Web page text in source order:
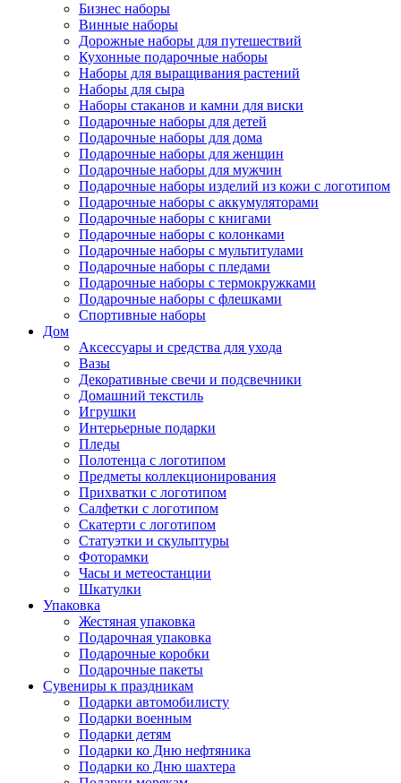
Бизнес наборы
Винные наборы
Дорожные наборы для путешествий
Кухонные подарочные наборы
Наборы для выращивания растений
Наборы для сыра
Наборы стаканов и камни для виски
Подарочные наборы для детей
Подарочные наборы для дома
Подарочные наборы для женщин
Подарочные наборы для мужчин
Подарочные наборы изделий из кожи с логотипом
Подарочные наборы с аккумуляторами
Подарочные наборы с книгами
Подарочные наборы с колонками
Подарочные наборы с мультитулами
Подарочные наборы с пледами
Подарочные наборы с термокружками
Подарочные наборы с флешками
Спортивные наборы
Дом
Аксессуары и средства для ухода
Вазы
Декоративные свечи и подсвечники
Домашний текстиль
Игрушки
Интерьерные подарки
Пледы
Полотенца с логотипом
Предметы коллекционирования
Прихватки с логотипом
Салфетки с логотипом
Скатерти с логотипом
Статуэтки и скульптуры
Фоторамки
Часы и метеостанции
Шкатулки
Упаковка
Жестяная упаковка
Подарочная упаковка
Подарочные коробки
Подарочные пакеты
Сувениры к праздникам
Подарки автомобилисту
Подарки военным
Подарки детям
Подарки ко Дню нефтяника
Подарки ко Дню шахтера